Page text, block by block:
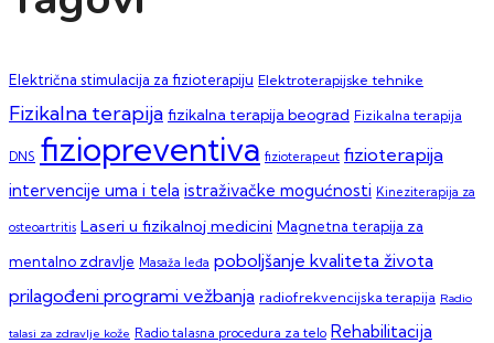
Električna stimulacija za fizioterapiju Elektroterapijske tehnike
Fizikalna terapija fizikalna terapija beograd Fizikalna terapija
DNS fiziopreventiva fizioterapeut fizioterapija
intervencije uma i tela istraživačke mogućnosti Kineziterapija za
osteoartritis Laseri u fizikalnoj medicini Magnetna terapija za
mentalno zdravlje Masaža leđa poboljšanje kvaliteta života
prilagođeni programi vežbanja radiofrekvencijska terapija Radio
talasi za zdravlje kože Radio talasna procedura za telo Rehabilitacija